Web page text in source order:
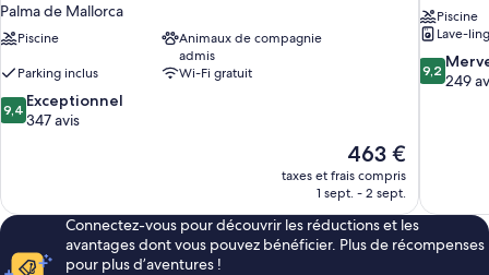
Palma de Mallorca
Piscine
Animaux de compagnie
admis
Parking inclus
Wi-Fi gratuit
9.4
sur
9,4 Exceptionnel
347 avis
Le
nouveau
prix
de
463 €
463 €
taxes et frais compris
1 sept. - 2 sept.
Piscine
Lave-
9.2
sur
9,2
249
Connectez-vous pour découvrir les réductions et les
avantages dont vous pouvez bénéficier. Plus de récompenses
pour plus d’aventures !